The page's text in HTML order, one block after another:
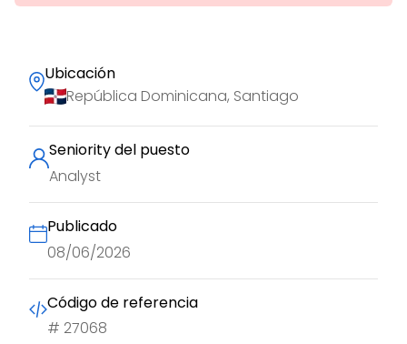
Ubicación
República Dominicana, Santiago
Seniority del puesto
Analyst
Publicado
08/06/2026
Código de referencia
# 27068